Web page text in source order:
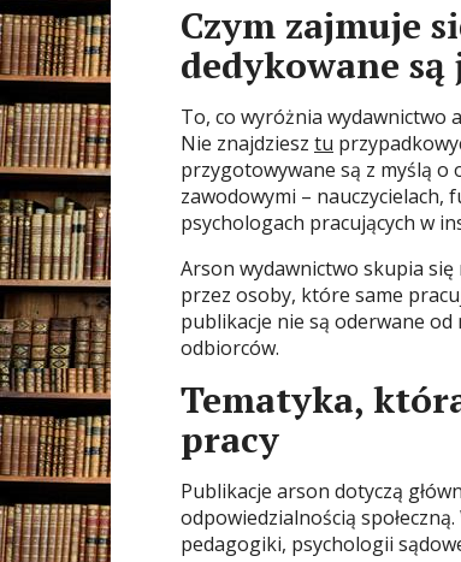
Czym zajmuje
dedykowane
To, co wyróżnia
Nie znajdziesz tu
przygotowywane są z myślą o
zawodowymi – nauczycielach,
psychologach pracujących w
Arson wydawnictwo skupia
przez osoby, które same
publikacje nie są oderwane
odbiorców.
Tematyka,
pracy
Publikacje arson dotyczą
odpowiedzialnością
pedagogiki, psychologii